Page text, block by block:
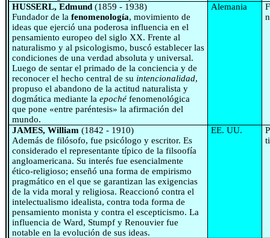
HUSSERL, Edmund(1859 - 1938)
Fundador de la fenomenología, movimiento de
ideas que ejerció una poderosa influencia en el
pensamiento europeo del siglo XX. Frente al
naturalismo y al psicologismo, buscó establecer las
condiciones de una verdad absoluta y universal.
Luego de sentar el primado de la conciencia y de
reconocer el hecho central de su intencionalidad,
propuso el abandono de la actitud naturalista y
dogmática mediante la epochéfenomenológica
que pone «entre paréntesis» la afirmación del
mundo.
Alemania
JAMES, William (1842 - 1910)
Además de filósofo, fue psicólogo y escritor. Es
considerado el representante típico de la filsoofía
angloamericana. Su interés fue esencialmente
ético-religioso; enseñó una forma de empirismo
pragmático en el que se garantizan las exigencias
de la vida moral y religiosa. Reaccionó contra el
intelectualismo idealista, contra toda forma de
pensamiento monista y contra el escepticismo. La
influencia de Ward, Stumpf y Renouvier fue
notable en la evolución de sus ideas.
EE. UU.